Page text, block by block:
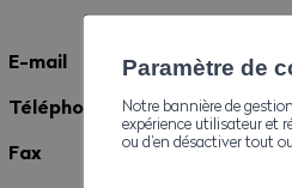
E-mail
Téléphone
Fax
Paramètre de
Notre bannière de
expérience utilisateur et
ou d’en désactiver tout